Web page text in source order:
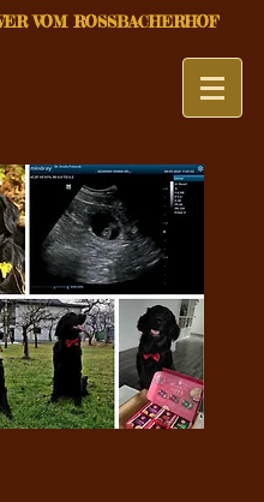
VOM ROSSBACHERHOF